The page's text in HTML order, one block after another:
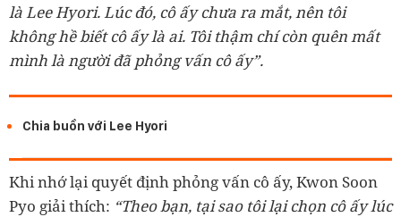
là Lee Hyori. Lúc đó, cô ấy chưa ra mắt, nên tôi
không hề biết cô ấy là ai. Tôi thậm chí còn quên mất
mình là người đã phỏng vấn cô ấy”.
Chia buồn với Lee Hyori
Khi nhớ lại quyết định phỏng vấn cô ấy, Kwon Soon
Pyo giải thích: “Theo bạn, tại sao tôi lại chọn cô ấy lúc